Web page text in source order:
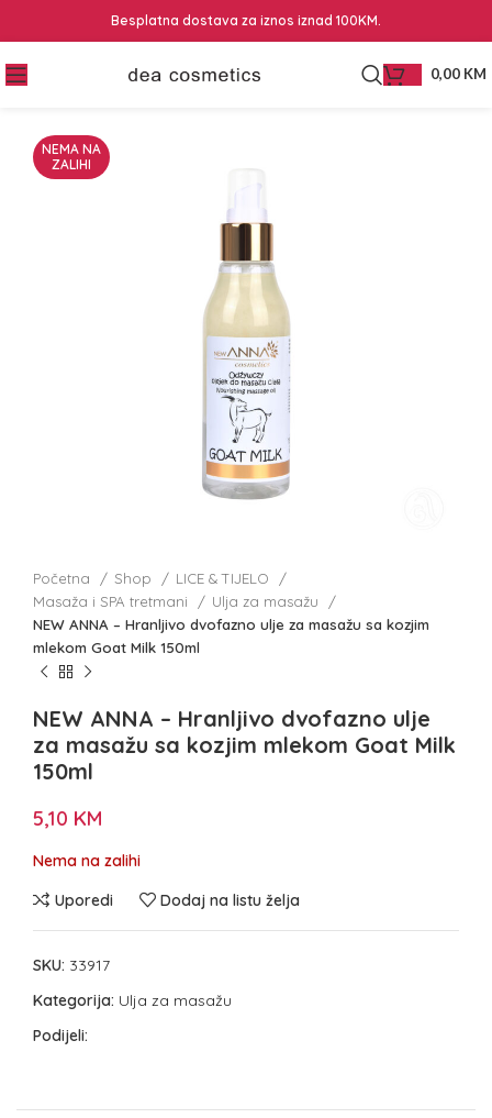
Besplatna dostava za iznos iznad 100KM.
0,00 KM
NEMA NA
ZALIHI
Početna Shop
LICE & TIJELO
Masaža i SPA tretmani
Ulja za masažu
NEW ANNA – Hranljivo dvofazno ulje za masažu sa kozjim
mlekom Goat Milk 150ml
NEW ANNA – Hranljivo dvofazno ulje
za masažu sa kozjim mlekom Goat Milk
150ml
5,10 KM
Nema na zalihi
Uporedi
Dodaj na listu želja
SKU: 33917
Kategorija: Ulja za masažu
Podijeli: